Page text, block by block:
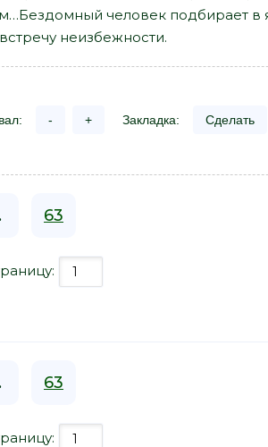
человек подбирает
неизбежности.
- + Закладка: Сделать
63
63